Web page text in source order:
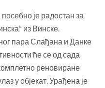
је радостан за
из Винске.
пара Слађана и Данке
ће се од сада
реновиране
у објекат. Урађена је